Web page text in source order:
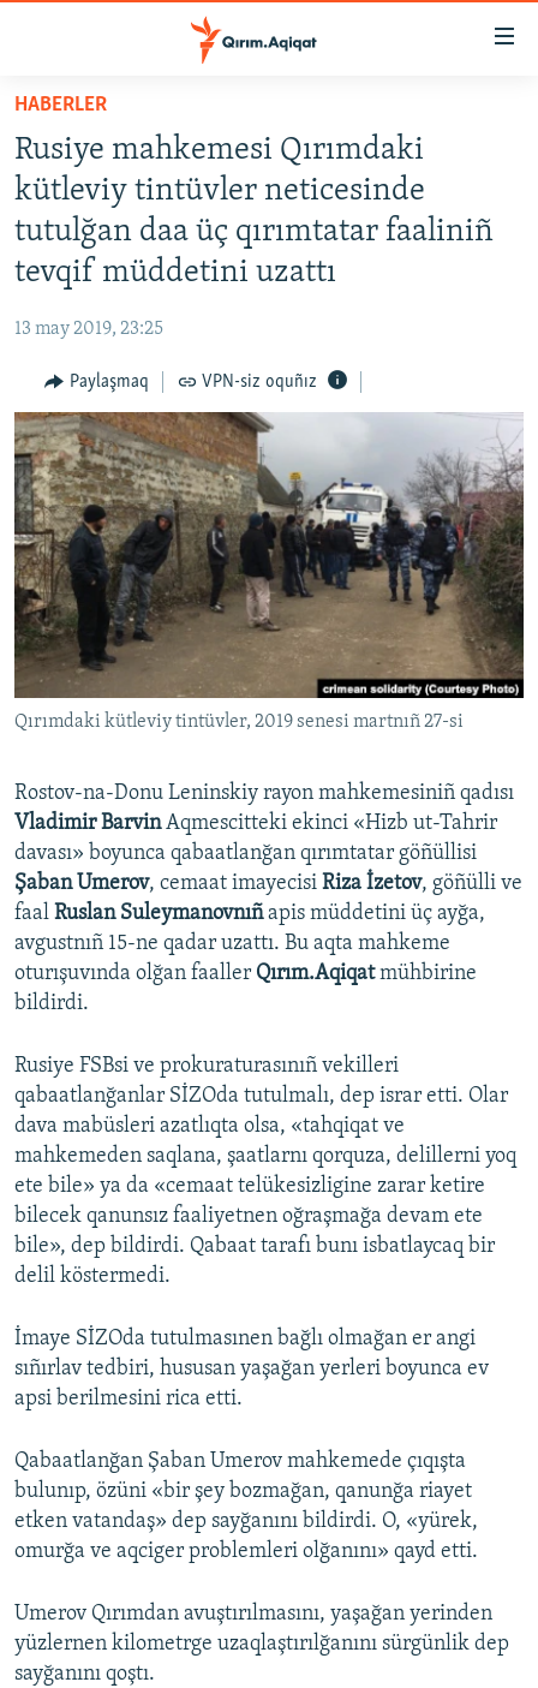
Esas
qaytmaq
Baş
navigatsiyağa
qaytmaq
Qıdıruvğa
SİYASET
İQTİSADİYAT
CEMİYET
İNSAN AQLARI
VİDEO
SÜRET
BLOGLAR
FİKİR
Русский
Українською
QOŞULIÑIZ!
RFE/RS bütün saytları
HABERLER
Rusiye mahkemesi Qırımdaki
kütleviy tintüvler neticesinde
tutulğan daa üç qırımtatar faaliniñ
tevqif müddetini uzattı
13 may 2019, 23:25
Paylaşmaq VPN-siz oquñız
Qırımdaki kütleviy tintüvler, 2019 senesi martnıñ 27-si
Rostov-na-Donu Leninskiy rayon mahkemesiniñ qadısı
Vladimir BarvinAqmescitteki ekinci «Hizb ut-Tahrir
davası» boyunca qabaatlanğan qırımtatar göñüllisi
Şaban Umerov, cemaat imayecisi Riza İzetov, göñülli ve
faal Ruslan Suleymanovnıñapis müddetini üç ayğa,
avgustnıñ 15-ne qadar uzattı. Bu aqta mahkeme
oturışuvında olğan faaller Qırım.Aqiqatmühbirine
bildirdi.
Rusiye FSBsi ve prokuraturasınıñ vekilleri
qabaatlanğanlar SİZOda tutulmalı, dep israr etti. Olar
dava mabüsleri azatlıqta olsa, «tahqiqat ve
mahkemeden saqlana, şaatlarnı qorquza, delillerni yoq
ete bile» ya da «cemaat telükesizligine zarar ketire
bilecek qanunsız faaliyetnen oğraşmağa devam ete
bile», dep bildirdi. Qabaat tarafı bunı isbatlaycaq bir
delil köstermedi.
İmaye SİZOda tutulmasınen bağlı olmağan er angi
sıñırlav tedbiri, hususan yaşağan yerleri boyunca ev
apsi berilmesini rica etti.
Qabaatlanğan Şaban Umerov mahkemede çıqışta
bulunıp, özüni «bir şey bozmağan, qanunğa riayet
etken vatandaş» dep sayğanını bildirdi. O, «yürek,
omurğa ve aqciger problemleri olğanını» qayd etti.
Umerov Qırımdan avuştırılmasını, yaşağan yerinden
yüzlernen kilometrge uzaqlaştırılğanını sürgünlik dep
sayğanını qoştı.